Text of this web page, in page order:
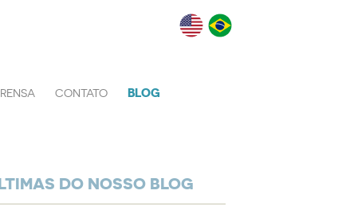
CONTATO BLOG
DO NOSSO BLOG